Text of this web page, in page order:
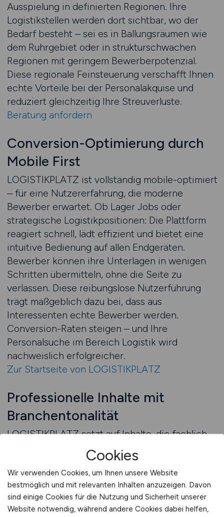
Ausspielung in definierten Regionen. Ihre
Logistikstellen werden dort sichtbar, wo der
Bedarf besteht – sei es in Ballungsräumen wie
dem Ruhrgebiet oder in strukturschwachen
Regionen mit geringem Bewerberpotenzial.
Diese regionale Feinsteuerung verschafft Ihnen
echte Vorteile bei der Personalakquise und
reduziert gleichzeitig Ihre Streuverluste.
Beratung anfordern
Conversion-Optimierung durch
Mobile First
LOGISTIKPLATZ ist vollständig mobile-optimiert
– für eine Nutzererfahrung, die moderne
Bewerber erwartet. Ob Lager Jobs oder
strategische Logistikpositionen: Die Plattform
reagiert schnell, lädt effizient und bietet eine
intuitive Bedienung auf allen Endgeräten.
Bewerber können ihre Unterlagen in wenigen
Schritten übermitteln, ohne die Seite zu
verlassen. Diese reibungslose Nutzerführung
trägt maßgeblich dazu bei, dass aus
Interessenten echte Bewerber werden.
Conversion-Raten steigen – und Ihre
Personalsuche im Bereich Logistik wird
nachweislich erfolgreicher.
Zur Startseite von LOGISTIKPLATZ
Professionelle Inhalte mit
Branchentonalität
LOGISTIKPLATZ setzt auf Inhalte, die fachlich
überzeugen und Ihre Zielgruppe direkt
ansprechen. Entscheider in der Logistik
erkennen die Qualität Ihrer Arbeitgebermarke
anhand des sprachlichen Niveaus Ihrer
Stellenanzeige. Deshalb sind alle Inhalte auf
Cookies
Wir verwenden Cookies, um Ihnen unsere Website
bestmöglich und mit relevanten Inhalten anzuzeigen. Davon
sind einige Cookies für die Nutzung und Sicherheit unserer
Website notwendig, während andere Cookies dabei helfen,